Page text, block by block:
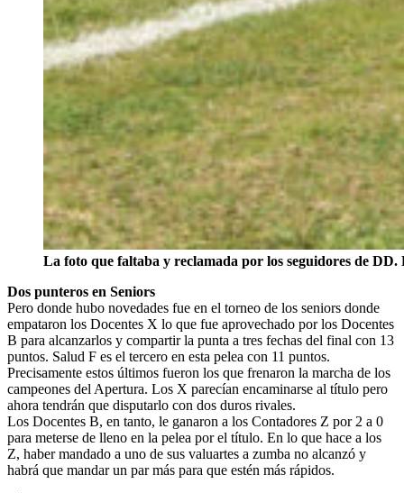
La foto que faltaba y reclamada por los seguidores de DD.
Dos punteros en Seniors
Pero donde hubo novedades fue en el torneo de los seniors donde
empataron los Docentes X lo que fue aprovechado por los Docentes
B para alcanzarlos y compartir la punta a tres fechas del final con 13
puntos. Salud F es el tercero en esta pelea con 11 puntos.
Precisamente estos últimos fueron los que frenaron la marcha de los
campeones del Apertura. Los X parecían encaminarse al título pero
ahora tendrán que disputarlo con dos duros rivales.
Los Docentes B, en tanto, le ganaron a los Contadores Z por 2 a 0
para meterse de lleno en la pelea por el título. En lo que hace a los
Z, haber mandado a uno de sus valuartes a zumba no alcanzó y
habrá que mandar un par más para que estén más rápidos.